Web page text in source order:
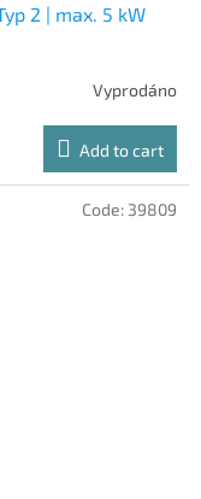
2 | max. 5 kW
Vyprodáno
Add to cart
Code: 39809